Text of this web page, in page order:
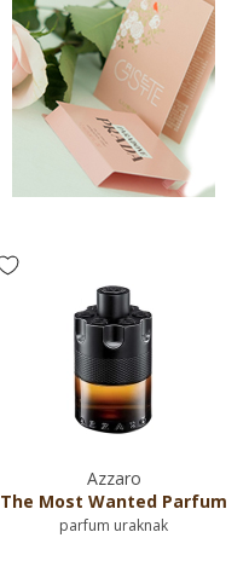
Azzaro
The Most Wanted Parfum
parfum uraknak